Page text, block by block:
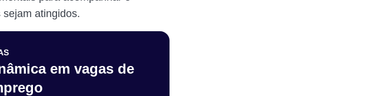
atingidos.
em vagas de